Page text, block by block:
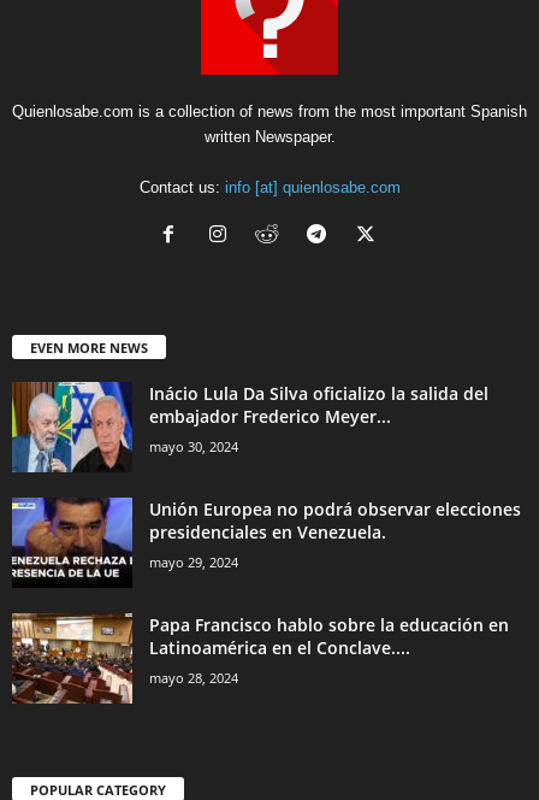
Quienlosabe.com is a collection of news from the most important Spanish
written Newspaper.
Contact us: info [at] quienlosabe.com
EVEN MORE NEWS
Inácio Lula Da Silva oficializo la salida del
embajador Frederico Meyer...
mayo 30, 2024
Unión Europea no podrá observar elecciones
presidenciales en Venezuela.
mayo 29, 2024
Papa Francisco hablo sobre la educación en
Latinoamérica en el Conclave....
mayo 28, 2024
POPULAR CATEGORY